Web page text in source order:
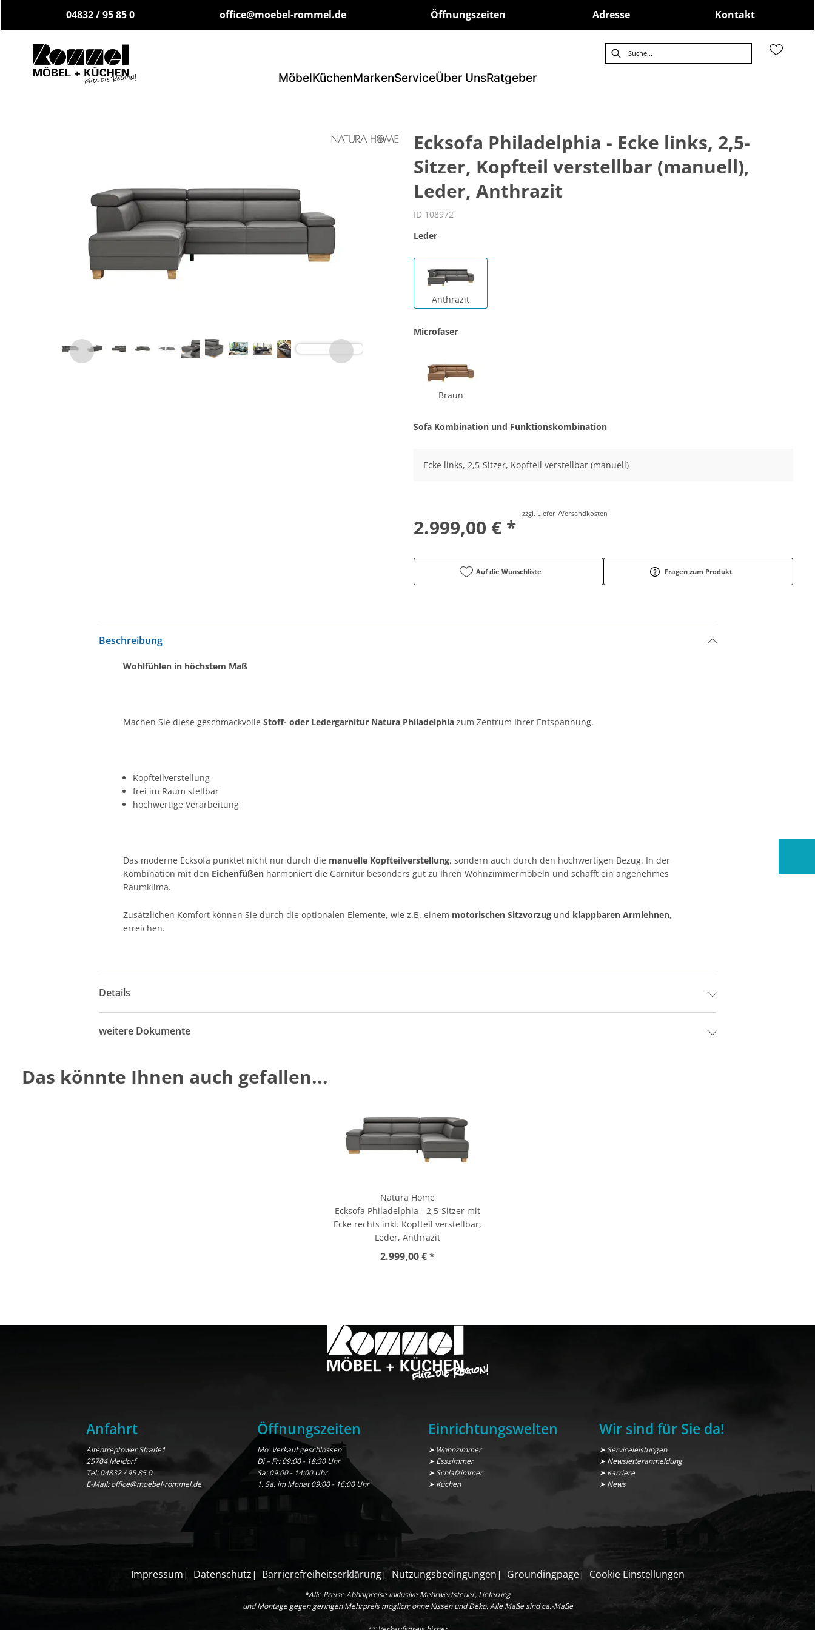
04832 / 95 85 0 office@moebel-rommel.de Öffnungszeiten Adresse Kontakt
MöbelKüchenMarkenServiceÜber UnsRatgeber
Ecksofa Philadelphia - Ecke links, 2,5-
Sitzer, Kopfteil verstellbar (manuell),
Leder, Anthrazit
ID 108972
Leder
Anthrazit
Microfaser
Braun
Sofa Kombination und Funktionskombination
Ecke links, 2,5-Sitzer, Kopfteil verstellbar (manuell)
2.999,00 € *
zzgl. Liefer-/Versandkosten
Auf die Wunschliste Fragen zum Produkt
Beschreibung
Wohlfühlen in höchstem Maß
Machen Sie diese geschmackvolleStoff- oder Ledergarnitur Natura Philadelphia zum Zentrum Ihrer Entspannung.
Kopfteilverstellung
frei im Raum stellbar
hochwertige Verarbeitung
Das moderne Ecksofa punktet nicht nur durch die manuelle Kopfteilverstellung, sondern auch durch den hochwertigen Bezug. In der
Kombination mit den Eichenfüßen harmoniert die Garnitur besonders gut zu Ihren Wohnzimmermöbeln und schafft ein angenehmes
Raumklima.
Zusätzlichen Komfort können Sie durch die optionalen Elemente, wie z.B. einem motorischen Sitzvorzug und klappbaren Armlehnen,
erreichen.
Details
weitere Dokumente
Das könnte Ihnen auch gefallen...
Natura Home
Ecksofa Philadelphia - 2,5-Sitzer mit
Ecke rechts inkl. Kopfteil verstellbar,
Leder, Anthrazit
2.999,00 € *
Anfahrt
Altentreptower Straße1
25704 Meldorf
Tel:04832 / 95 85 0
E-Mail:office@moebel-rommel.de
Öffnungszeiten
Mo: Verkauf geschlossen
Di – Fr: 09:00 - 18:30 Uhr
Sa: 09:00 - 14:00 Uhr
1. Sa. im Monat 09:00 - 16:00 Uhr
Einrichtungswelten
➤ Wohnzimmer
➤ Esszimmer
➤ Schlafzimmer
➤ Küchen
Wir sind für Sie da!
➤ Serviceleistungen
➤ Newsletteranmeldung
➤ Karriere
➤ News
Impressum Datenschutz Barrierefreiheitserklärung Nutzungsbedingungen Groundingpage Cookie Einstellungen
*Alle Preise Abholpreise inklusive Mehrwertsteuer, Lieferung
und Montage gegen geringen Mehrpreis möglich; ohne Kissen und Deko. Alle Maße sind ca.-Maße